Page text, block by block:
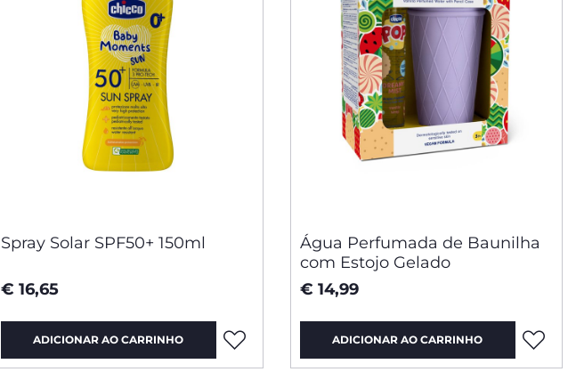
Spray Solar SPF50+ 150ml
€ 16,65
ADICIONAR AO CARRINHO
Água Perfumada de Baunilha
com Estojo Gelado
€ 14,99
ADICIONAR AO CARRINHO